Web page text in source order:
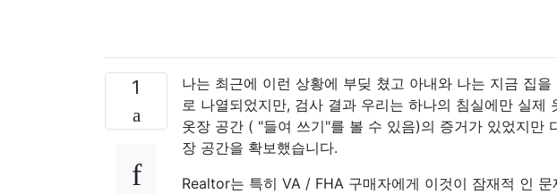
1
나는 최근에 이런 상황에 부딪 쳤고 아내와 나는 지금 집
로 나열되었지만, 검사 결과 우리는 하나의 침실에만 실제
옷장 공간 ( "들여 쓰기"를 볼 수 있음)의 증거가 있었지만
장 공간을 확보했습니다.
Realtor는 특히 VA / FHA 구매자에게 이것이 잠재적 인